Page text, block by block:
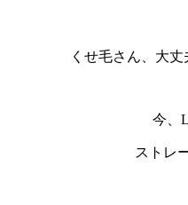
くせ毛さん、大丈
今、
ストレ